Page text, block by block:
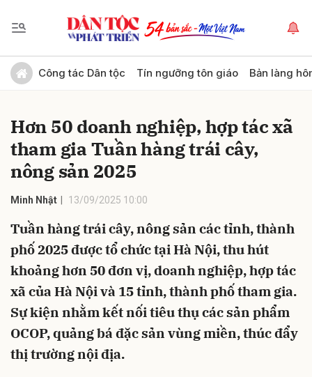
Công tác Dân tộc Tín ngưỡng tôn giáo Bản làng
Hơn 50 doanh nghiệp, hợp tác xã
tham gia Tuần hàng trái cây,
nông sản 2025
Minh Nhật 13/09/2025 10:00
Tuần hàng trái cây, nông sản các tỉnh, thành
phố 2025 được tổ chức tại Hà Nội, thu hút
khoảng hơn 50 đơn vị, doanh nghiệp, hợp tác
xã của Hà Nội và 15 tỉnh, thành phố tham gia.
Sự kiện nhằm kết nối tiêu thụ các sản phẩm
OCOP, quảng bá đặc sản vùng miền, thúc đẩy
thị trường nội địa.
Gửi bình luận